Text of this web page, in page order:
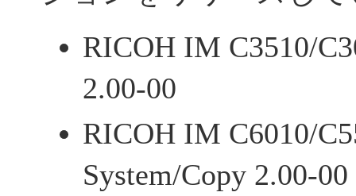
RICOH IM C3510/
2.00-00
RICOH IM C6010/
System/Copy 2.00-00